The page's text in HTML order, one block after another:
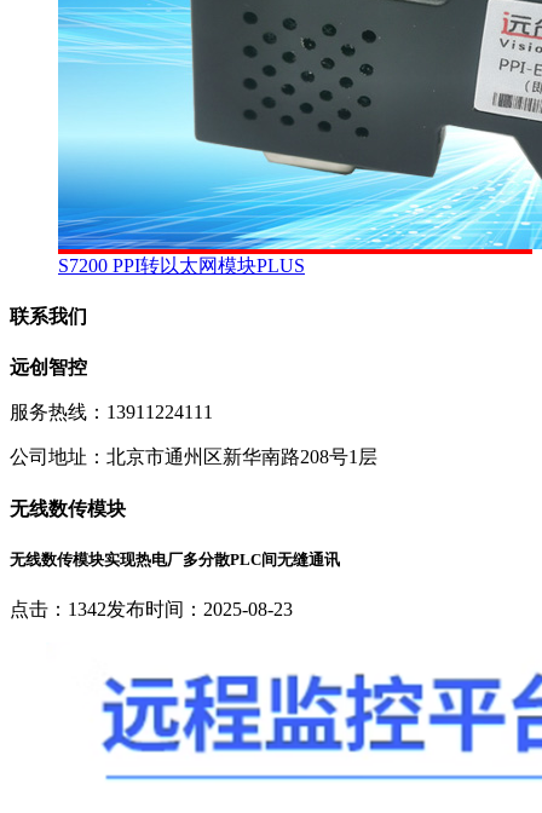
S7200 PPI转以太网模块PLUS
联系我们
远创智控
服务热线：13911224111
公司地址：北京市通州区新华南路208号1层
无线数传模块
无线数传模块实现热电厂多分散PLC间无缝通讯
点击：1342发布时间：2025-08-23